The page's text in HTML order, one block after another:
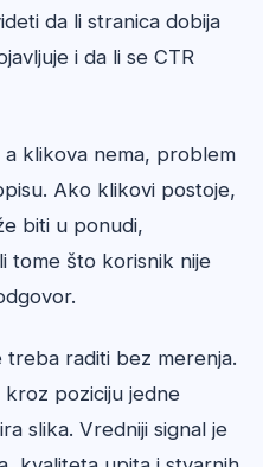
da li stranica dobija
i da li se CTR
klikova nema, problem
Ako klikovi postoje,
biti u ponudi,
tome što korisnik nije
treba raditi bez merenja.
kroz poziciju jedne
slika. Vredniji signal je